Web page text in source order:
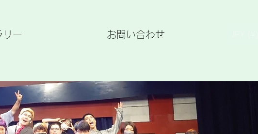
リー お問い合わせ